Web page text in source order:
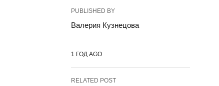
PUBLISHED BY
Валерия Кузнецова
1 ГОД AGO
RELATED POST